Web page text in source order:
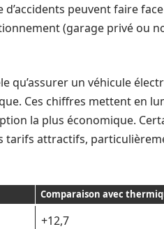
peuvent faire
(garage privé ou
qu’assurer un véhicule
Ces chiffres mettent en
la plus économique.
tarifs attractifs,
Comparaison avec
+12,7